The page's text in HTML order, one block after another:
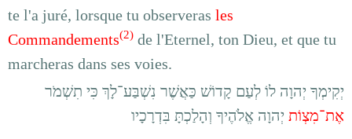
te l'a juré, lorsque tu observeras les
Commandements(2) de l'Eternel, ton Dieu, et que tu
marcheras dans ses voies.
יְקִימְךָ יְהוָה לוֹ לְעַם קָדוֹשׁ כַּאֲשֶׁר נִשְׁבַּע־לָךְ כִּי תִשְׁמֹר
אֶת־מִצְוֹת יְהוָה אֱלֹהֶיךָ וְהָלַכְתָּ בִּדְרָכָיו